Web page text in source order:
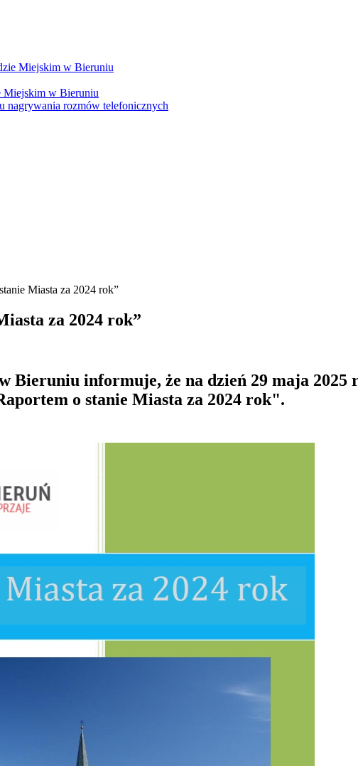
Miejskim w Bieruniu
Miejskim w Bieruniu
nagrywania rozmów telefonicznych
Miasta za 2024 rok”
za 2024 rok”
Bieruniu informuje, że na dzień 29 maja 2025
o stanie Miasta za 2024 rok".